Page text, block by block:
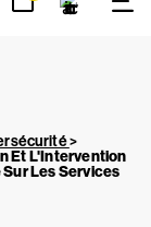
>
Et L'Intervention
Les Services